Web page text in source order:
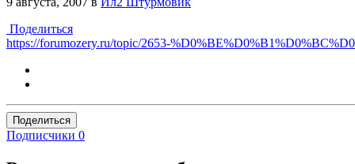
Поделиться
https://forumozery.ru/topic/2653-
Поделиться
Подписчики 0